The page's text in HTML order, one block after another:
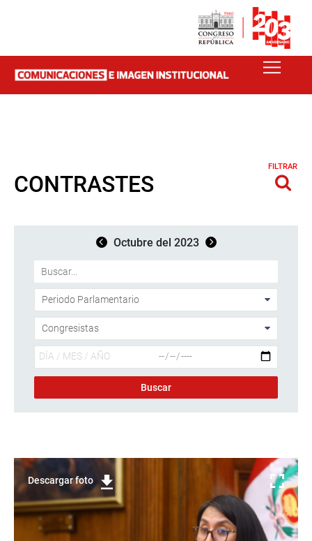
CONTRASTES
FILTRAR
Octubre del 2023
Descargar foto